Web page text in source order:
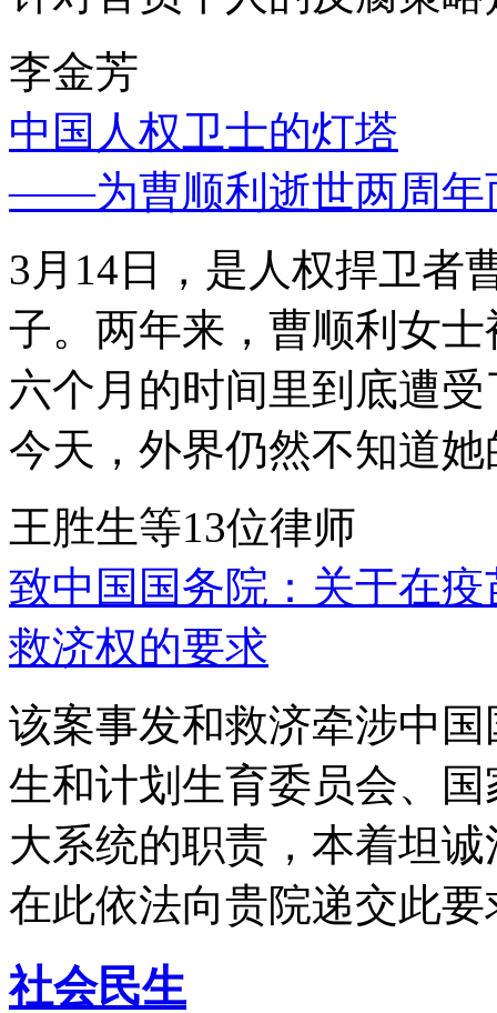
李金芳
中国人权卫士的灯塔
——为曹顺利逝世两周年
3月14日，是人权捍卫者
子。两年来，曹顺利女
六个月的时间里到底遭
今天，外界仍然不知道
王胜生等13位律师
致中国国务院：关于在
救济权的要求
该案事发和救济牵涉中
生和计划生育委员会、
大系统的职责，本着坦
在此依法向贵院递交此要
社会民生